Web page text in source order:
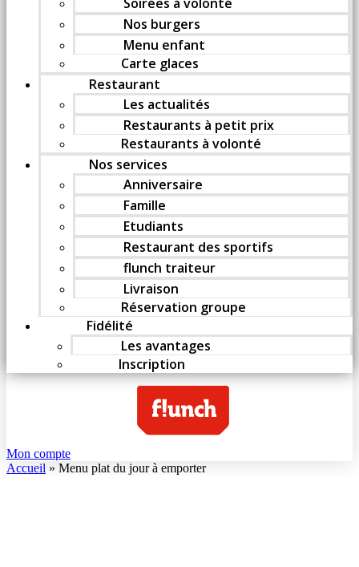
Nos burgers
Menu enfant
Carte glaces
Restaurant
Les actualités
Restaurants à petit prix
Restaurants à volonté
Nos services
Anniversaire
Famille
Etudiants
Restaurant des sportifs
flunch traiteur
Livraison
Réservation groupe
Fidélité
Les avantages
Inscription
Mon compte
Accueil » Menu plat du jour à emporter